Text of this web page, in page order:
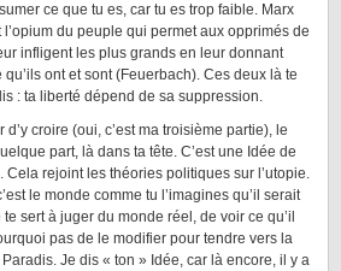
ce que tu es, car tu es trop faible. Marx
l’opium du peuple qui permet aux opprimés de
infligent les plus grands en leur donnant
ont et sont (Feuerbach). Ces deux là te
: ta liberté dépend de sa suppression.
croire (oui, c’est ma troisième partie), le
part, là dans ta tête. C’est une Idée de
Cela rejoint les théories politiques sur l’utopie.
le monde comme tu l’imagines qu’il serait
sert à juger du monde réel, de voir ce qu’il
pas de le modifier pour tendre vers la
Je dis « ton » Idée, car là encore, il y a